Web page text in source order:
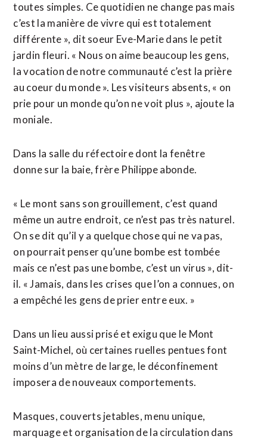
toutes simples. Ce quotidien ne change pas mais
c’est la manière de vivre qui est totalement
différente », dit soeur Eve-Marie dans le petit
jardin fleuri. « Nous on aime beaucoup les gens,
la vocation de notre communauté c’est la prière
au coeur du monde ». Les visiteurs absents, « on
prie pour un monde qu’on ne voit plus », ajoute la
moniale.
Dans la salle du réfectoire dont la fenêtre
donne sur la baie, frère Philippe abonde.
« Le mont sans son grouillement, c’est quand
même un autre endroit, ce n’est pas très naturel.
On se dit qu’il y a quelque chose qui ne va pas,
on pourrait penser qu’une bombe est tombée
mais ce n’est pas une bombe, c’est un virus », dit-
il. « Jamais, dans les crises que l’on a connues, on
a empêché les gens de prier entre eux. »
Dans un lieu aussi prisé et exigu que le Mont
Saint-Michel, où certaines ruelles pentues font
moins d’un mètre de large, le déconfinement
imposera de nouveaux comportements.
Masques, couverts jetables, menu unique,
marquage et organisation de la circulation dans